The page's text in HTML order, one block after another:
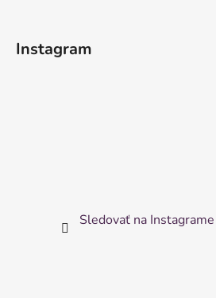
Instagram
Sledovať na Instagrame